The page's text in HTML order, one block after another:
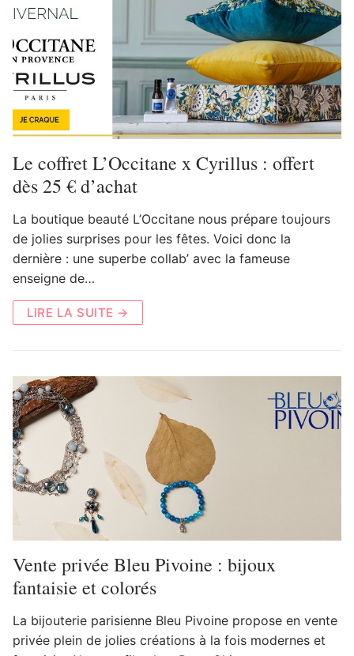
Le coffret L’Occitane x Cyrillus : offert
dès 25 € d’achat
La boutique beauté L’Occitane nous prépare toujours
de jolies surprises pour les fêtes. Voici donc la
dernière : une superbe collab’ avec la fameuse
enseigne de…
LIRE LA SUITE →
Vente privée Bleu Pivoine : bijoux
fantaisie et colorés
La bijouterie parisienne Bleu Pivoine propose en vente
privée plein de jolies créations à la fois modernes et